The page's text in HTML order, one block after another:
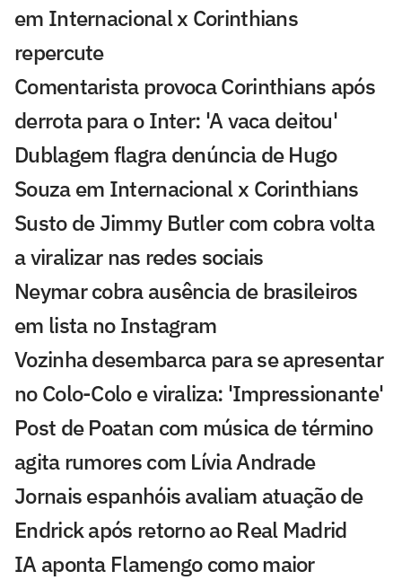
em Internacional x Corinthians
repercute
Comentarista provoca Corinthians após
derrota para o Inter: 'A vaca deitou'
Dublagem flagra denúncia de Hugo
Souza em Internacional x Corinthians
Susto de Jimmy Butler com cobra volta
a viralizar nas redes sociais
Neymar cobra ausência de brasileiros
em lista no Instagram
Vozinha desembarca para se apresentar
no Colo-Colo e viraliza: 'Impressionante'
Post de Poatan com música de término
agita rumores com Lívia Andrade
Jornais espanhóis avaliam atuação de
Endrick após retorno ao Real Madrid
IA aponta Flamengo como maior